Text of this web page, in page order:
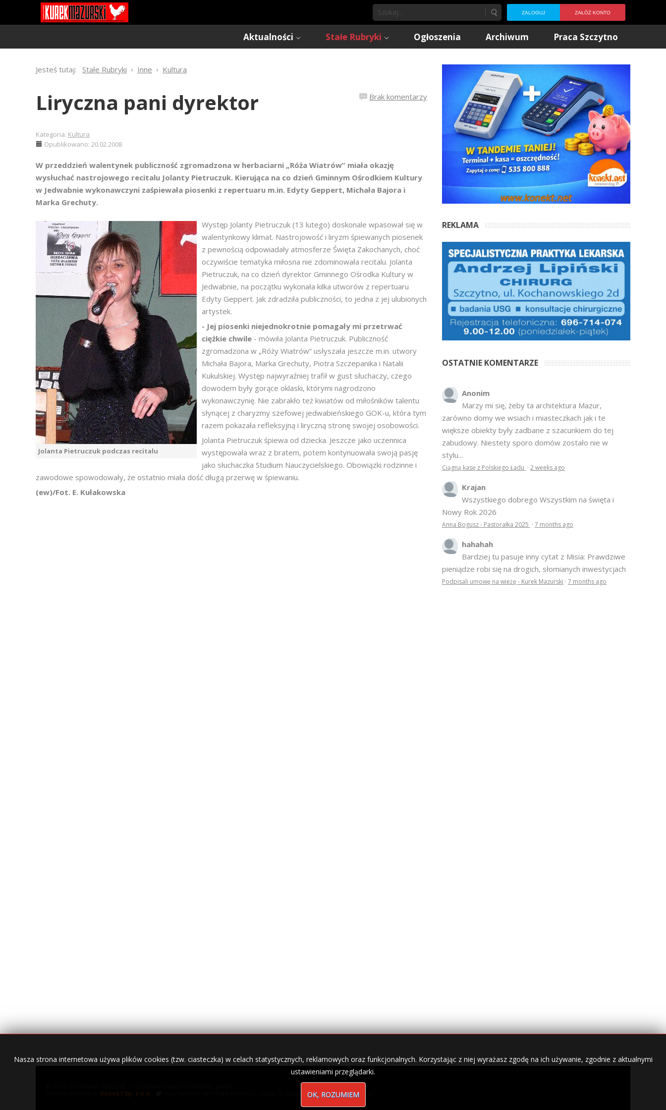
ZALOGUJ ZAŁÓŻ KONTO
Aktualności Stałe Rubryki Ogłoszenia Archiwum Praca Szczytno
Jesteś tutaj: Stałe Rubryki Inne Kultura
Brak komentarzy
Liryczna pani dyrektor
Kategoria: Kultura
Opublikowano: 20.02.2008
W przeddzień walentynek publiczność zgromadzona w herbaciarni „Róża Wiatrów” miała okazję
wysłuchać nastrojowego recitalu Jolanty Pietruczuk. Kierująca na co dzień Gminnym Ośrodkiem Kultury
w Jedwabnie wykonawczyni zaśpiewała piosenki z repertuaru m.in. Edyty Geppert, Michała Bajora i
Marka Grechuty.
Jolanta Pietruczuk podczas recitalu
Występ Jolanty Pietruczuk (13 lutego) doskonale wpasował się w
walentynkowy klimat. Nastrojowość i liryzm śpiewanych piosenek
z pewnością odpowiadały atmosferze Święta Zakochanych, choć
oczywiście tematyka miłosna nie zdominowała recitalu. Jolanta
Pietruczuk, na co dzień dyrektor Gminnego Ośrodka Kultury w
Jedwabnie, na początku wykonała kilka utworów z repertuaru
Edyty Geppert. Jak zdradziła publiczności, to jedna z jej ulubionych
artystek.
- Jej piosenki niejednokrotnie pomagały mi przetrwać
ciężkie chwile - mówiła Jolanta Pietruczuk. Publiczność
zgromadzona w „Róży Wiatrów” usłyszała jeszcze m.in. utwory
Michała Bajora, Marka Grechuty, Piotra Szczepanika i Natalii
Kukulskiej. Występ najwyraźniej trafił w gust słuchaczy, czego
dowodem były gorące oklaski, którymi nagrodzono
wykonawczynię. Nie zabrakło też kwiatów od miłośników talentu
słynącej z charyzmy szefowej jedwabieńskiego GOK-u, która tym
razem pokazała refleksyjną i liryczną stronę swojej osobowości.
Jolanta Pietruczuk śpiewa od dziecka. Jeszcze jako uczennica
występowała wraz z bratem, potem kontynuowała swoją pasję
jako słuchaczka Studium Nauczycielskiego. Obowiązki rodzinne i
zawodowe spowodowały, że ostatnio miała dość długą przerwę w śpiewaniu.
(ew)/Fot. E. Kułakowska
REKLAMA
OSTATNIE KOMENTARZE
Anonim
Marzy mi się, żeby ta architektura Mazur,
zarówno domy we wsiach i miasteczkach jak i te
większe obiekty były zadbane z szacunkiem do tej
zabudowy. Niestety sporo domów zostało nie w
stylu...
Ciągną kasę z Polskiego Ładu · 2 weeks ago
Krajan
Wszystkiego dobrego Wszystkim na święta i
Nowy Rok 2026
Anna Bogusz - Pastorałka 2025 · 7 months ago
hahahah
Bardziej tu pasuje inny cytat z Misia: Prawdziwe
pieniądze robi się na drogich, słomianych inwestycjach
Podpisali umowę na wieżę - Kurek Mazurski · 7 months ago
Nasza strona internetowa używa plików cookies (tzw. ciasteczka) w celach statystycznych, reklamowych oraz funkcjonalnych. Korzystając z niej wyrażasz zgodę na ich używanie, zgodnie z aktualnymi
ustawieniami przeglądarki.
OK, ROZUMIEM
Konekt Sp. z o.o. - kasy fiskalne, terminale płatnicze, usługi IT, wizytówki w lokalnych domenach